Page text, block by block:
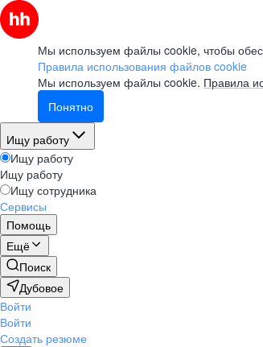
Мы используем файлы cookie, чтобы
Правила использования файлов cookie
Мы используем файлы cookie. Правила
Понятно
Ищу работу
Ищу работу
Ищу работу
Ищу сотрудника
Сервисы
Помощь
Ещё
Поиск
Дубовое
Войти
Войти
Создать резюме